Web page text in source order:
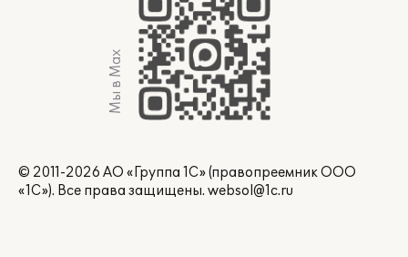
Мы в Max
© 2011-2026 АО «Группа 1С» (правопреемник ООО
«1С»). Все права защищены. websol@1c.ru